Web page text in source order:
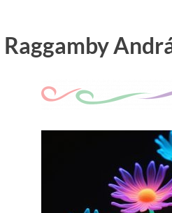
Raggamby